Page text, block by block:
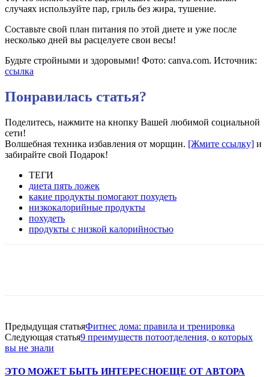
случаях используйте пар, гриль без жира, тушение.
Составьте свой план питания по этой диете и уже после
несколько дней вы расцелуете свои вecы!
Будьте стройными и здоровыми! Фото: canva.com. Источник:
ссылка
Понравилась статья?
Поделитесь, нажмите на кнопку Вашей любимой социальной
сети!
Волшебная техника избавления от морщин. [Жмите ссылку] и
забирайте свой Подарок!
ТЕГИ
диета пять ложек
какие продукты помогают похудеть
низкокалорийные продукты
похудеть
продукты с низкой калорийностью
Предыдущая статьяФитнес дома: правила и тренировка
Следующая статья9 преимуществ потоотделения, о которых
вы не знали
ЭТО МОЖЕТ БЫТЬ ИНТЕРЕСНОЕЩЕ ОТ АВТОРА